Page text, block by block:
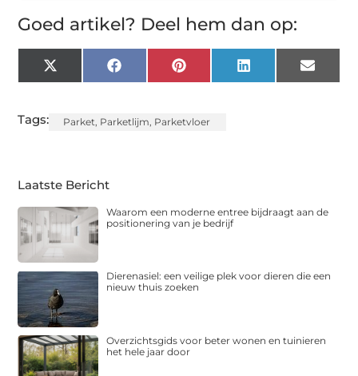
Goed artikel? Deel hem dan op:
X
(Twitter)
FacebookPinterest LinkedIn Email
Tags: Parket Parketlijm Parketvloer
Laatste Bericht
Waarom een moderne entree bijdraagt aan de
positionering van je bedrijf
Dierenasiel: een veilige plek voor dieren die een
nieuw thuis zoeken
Overzichtsgids voor beter wonen en tuinieren
het hele jaar door